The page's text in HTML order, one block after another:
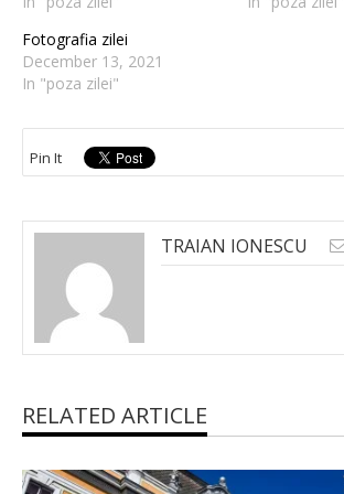
Fotografia zilei
December 13, 2021
In "poza zilei"
Pin It
TRAIAN IONESCU
RELATED ARTICLE